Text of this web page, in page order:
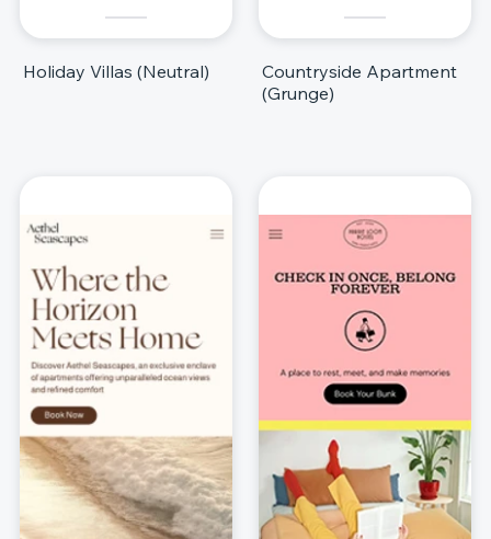
Holiday Villas (Neutral)
Countryside Apartment
(Grunge)